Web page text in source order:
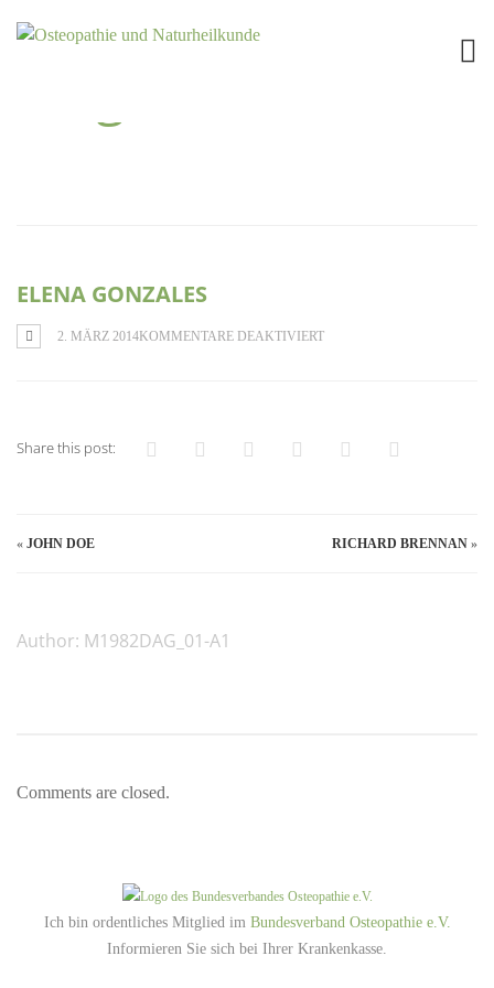
ELENA GONZALES
2. MÄRZ 2014KOMMENTARE DEAKTIVIERTFÜR
Share this post:
« JOHN DOE RICHARD BRENNAN »
Author: M1982DAG_01-A1
Comments are closed.
Ich bin ordentliches Mitglied im Bundesverband Osteopathie e.V.
Informieren Sie sich bei Ihrer Krankenkasse.